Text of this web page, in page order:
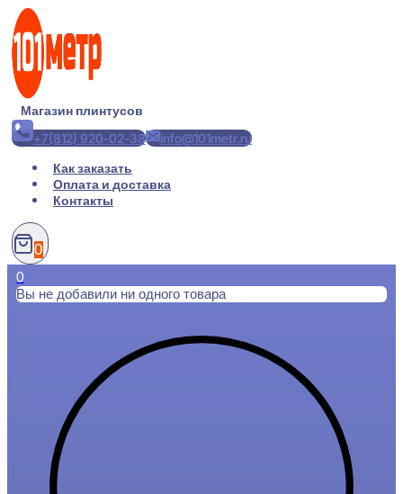
Перейти
содержимому
Магазин плинтусов
+7(812) 920-02-38
info@101metr.ru
Как заказать
Оплата и доставка
Контакты
0
0
Вы не добавили ни одного товара